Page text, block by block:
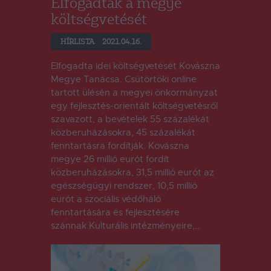
Elfogadták a megye
költségvetését
HÍRLISTA 2021.04.16.
Elfogadta idei költségvetését Kovászna
Megye Tanácsa. Csütörtöki online
tartott ülésén a megyei önkormányzat
egy fejlesztés-orientált költségvetésről
szavazott, a bevételek 55 százalékát
közberuházásokra, 45 százalékát
fenntartásra fordítják. Kovászna
megye 26 millió eurót fordít
közberuházásokra, 31,5 millió eurót az
egészségügyi rendszer, 10,5 millió
eurót a szociális védőháló
fenntartására és fejlesztésére
szánnak.Kulturális intézményeire,…